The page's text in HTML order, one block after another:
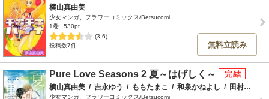
横山真由美
少女マンガ、フラワーコミックス/Betsucomi
1巻
530pt
(3.6)
投稿数7件
無料立読み
Pure Love Seasons 2 夏～はげしく～
横山真由美 / 吉永ゆう / ももたまこ / 和泉かねよし / 田村ことゆ
少女マンガ、フラワーコミックス/Betsucomi